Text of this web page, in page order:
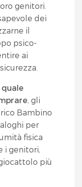
genitori.
dei
il
psico-
ai
quale
, gli
Bambino
per
fisica
i genitori,
più